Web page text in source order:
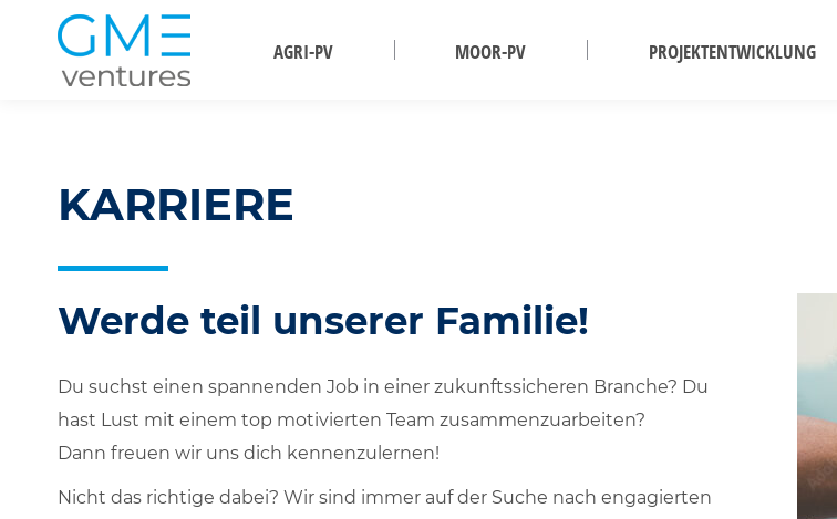
AGRI-PV MOOR-PV PROJEKTENTWICKLUNG
KARRIERE
Werde teil unserer Familie!
Du suchst einen spannenden Job in einer zukunftssicheren Branche? Du
hast Lust mit einem top motivierten Team zusammenzuarbeiten?
Dann freuen wir uns dich kennenzulernen!
Nicht das richtige dabei? Wir sind immer auf der Suche nach engagierten